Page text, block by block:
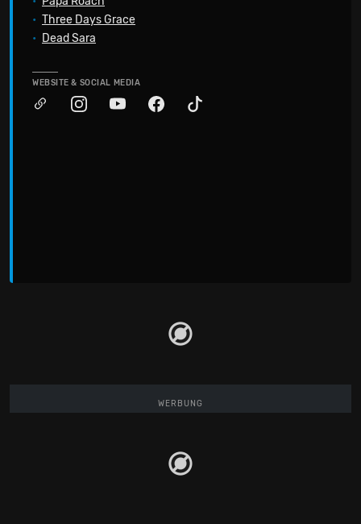
• Three Days Grace
• Dead Sara
WEBSITE & SOCIAL MEDIA
WERBUNG